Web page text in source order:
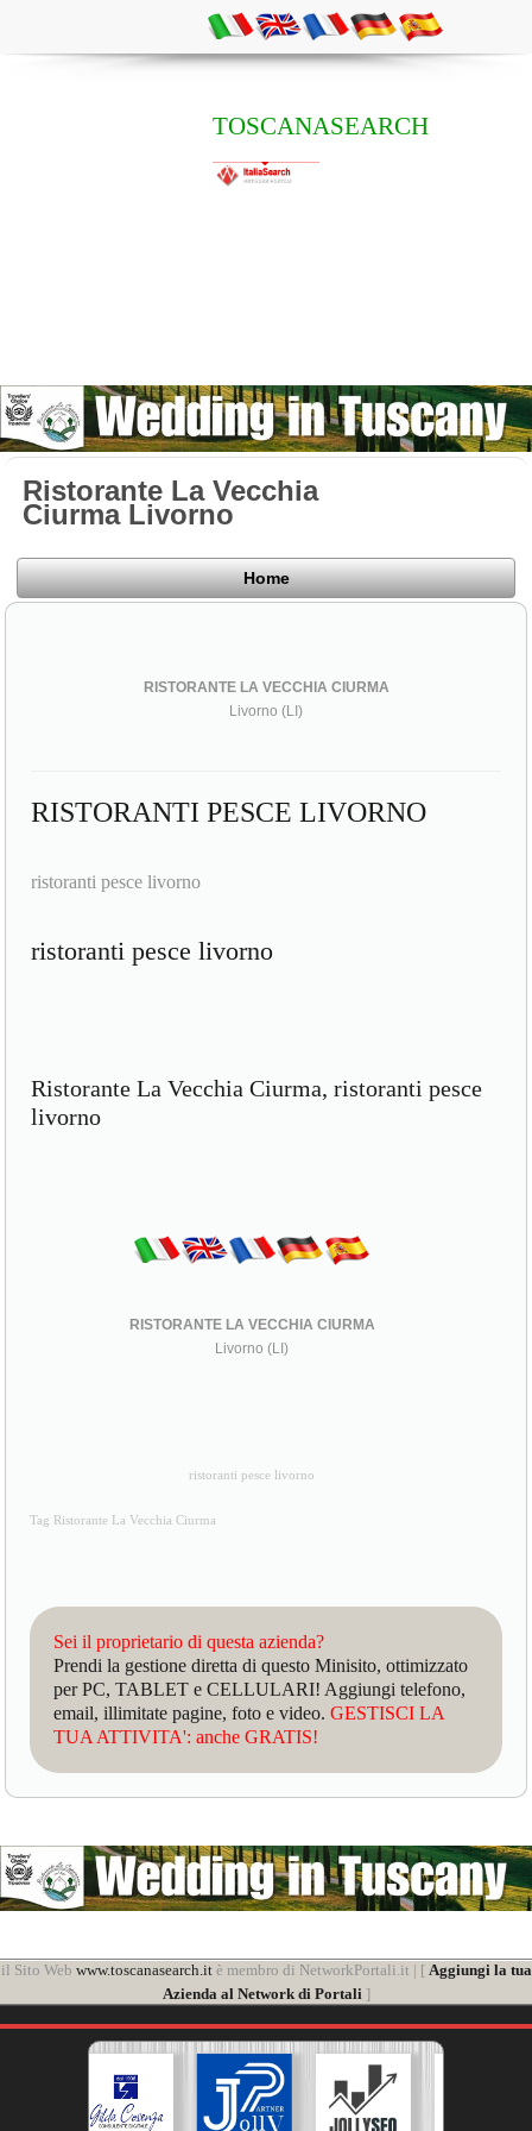
TOSCANASEARCH
Ristorante La Vecchia
Ciurma Livorno
Home
RISTORANTE LA VECCHIA CIURMA
Livorno (LI)
RISTORANTI PESCE LIVORNO
ristoranti pesce livorno
ristoranti pesce livorno
Ristorante La Vecchia Ciurma, ristoranti pesce
livorno
RISTORANTE LA VECCHIA CIURMA
Livorno (LI)
ristoranti pesce livorno
Tag Ristorante La Vecchia Ciurma
Sei il proprietario di questa azienda?
Prendi la gestione diretta di questo Minisito, ottimizzato
per PC, TABLET e CELLULARI! Aggiungi telefono,
email, illimitate pagine, foto e video.GESTISCI LA
TUA ATTIVITA': anche GRATIS!
il Sito Web www.toscanasearch.itè membro di NetworkPortali.it | [ Aggiungi la tua
Azienda al Network di Portali]